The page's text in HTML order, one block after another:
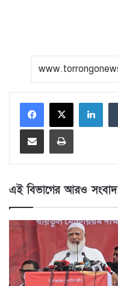
LinkedIn
এই বিভাগের আরও সংবাদ